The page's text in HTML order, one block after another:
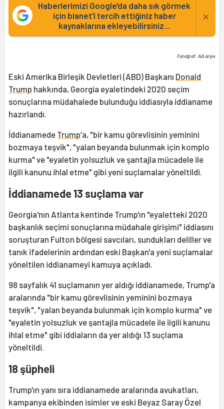
Haberlerimizi Google'da daha sık görmek
için bianet'i tercih ettiğiniz haber
kaynaklarına ekleyebilirsiniz...
×
Fotoğraf: AA arşiv
Eski Amerika Birleşik Devletleri (ABD) Başkanı Donald
Trump hakkında, Georgia eyaletindeki 2020 seçim
sonuçlarına müdahalede bulunduğu iddiasıyla iddianame
hazırlandı.
İddianamede Trump’a, "bir kamu görevlisinin yeminini
bozmaya teşvik", "yalan beyanda bulunmak için komplo
kurma" ve "eyaletin yolsuzluk ve şantajla mücadele ile
ilgili kanunu ihlal etme" gibi yeni suçlamalar yöneltildi.
İddianamede 13 suçlama var
Georgia'nın Atlanta kentinde Trump'ın "eyaletteki 2020
başkanlık seçimi sonuçlarına müdahale girişimi" iddiasını
soruşturan Fulton bölgesi savcıları, sundukları deliller ve
tanık ifadelerinin ardından eski Başkan'a yeni suçlamalar
yöneltilen iddianameyi kamuya açıkladı.
98 sayfalık 41 suçlamanın yer aldığı iddianamede, Trump'a
aralarında "bir kamu görevlisinin yeminini bozmaya
teşvik", "yalan beyanda bulunmak için komplo kurma" ve
"eyaletin yolsuzluk ve şantajla mücadele ile ilgili kanunu
ihlal etme" gibi iddiaların da yer aldığı 13 suçlama
yöneltildi.
18 şüpheli
Trump'ın yanı sıra iddianamede aralarında avukatları,
kampanya ekibinden isimler ve eski Beyaz Saray Özel